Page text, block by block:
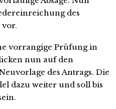
des
vor.
vorrangige Prüfung in
nun auf den
des Antrags. Die
dazu weiter und soll bis